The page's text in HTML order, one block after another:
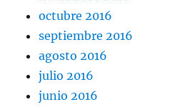
octubre 2016
septiembre 2016
agosto 2016
julio 2016
junio 2016